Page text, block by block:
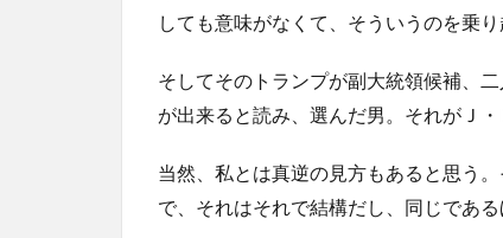
しても意味がなくて、そういうのを乗
そしてそのトランプが副大統領候補、
が出来ると読み、選んだ男。それがＪ
当然、私とは真逆の見方もあると思う
で、それはそれで結構だし、同じである